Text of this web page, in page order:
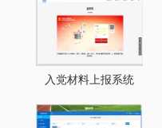
入党材料上报系统